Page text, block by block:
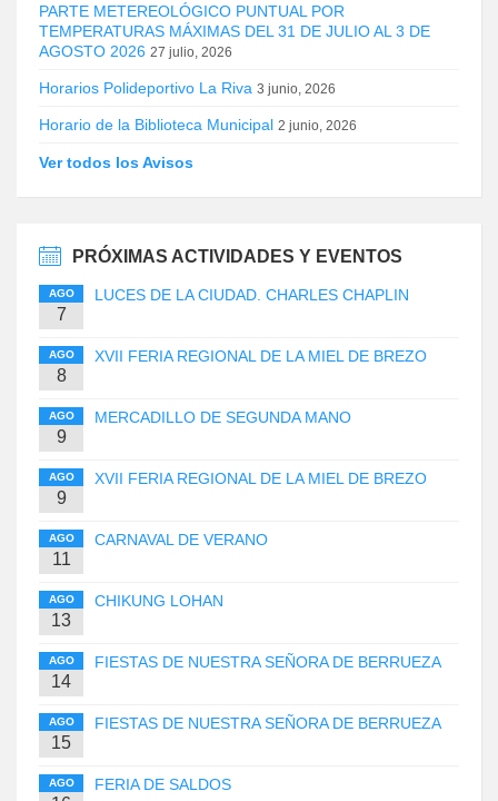
PARTE METEREOLÓGICO PUNTUAL POR
TEMPERATURAS MÁXIMAS DEL 31 DE JULIO AL 3 DE
AGOSTO 2026 27 julio, 2026
Horarios Polideportivo La Riva 3 junio, 2026
Horario de la Biblioteca Municipal 2 junio, 2026
Ver todos los Avisos
PRÓXIMAS ACTIVIDADES Y EVENTOS
AGO
7
LUCES DE LA CIUDAD. CHARLES CHAPLIN
AGO
8
XVII FERIA REGIONAL DE LA MIEL DE BREZO
AGO
9
MERCADILLO DE SEGUNDA MANO
AGO
9
XVII FERIA REGIONAL DE LA MIEL DE BREZO
AGO
11
CARNAVAL DE VERANO
AGO
13
CHIKUNG LOHAN
AGO
14
FIESTAS DE NUESTRA SEÑORA DE BERRUEZA
AGO
15
FIESTAS DE NUESTRA SEÑORA DE BERRUEZA
AGO FERIA DE SALDOS